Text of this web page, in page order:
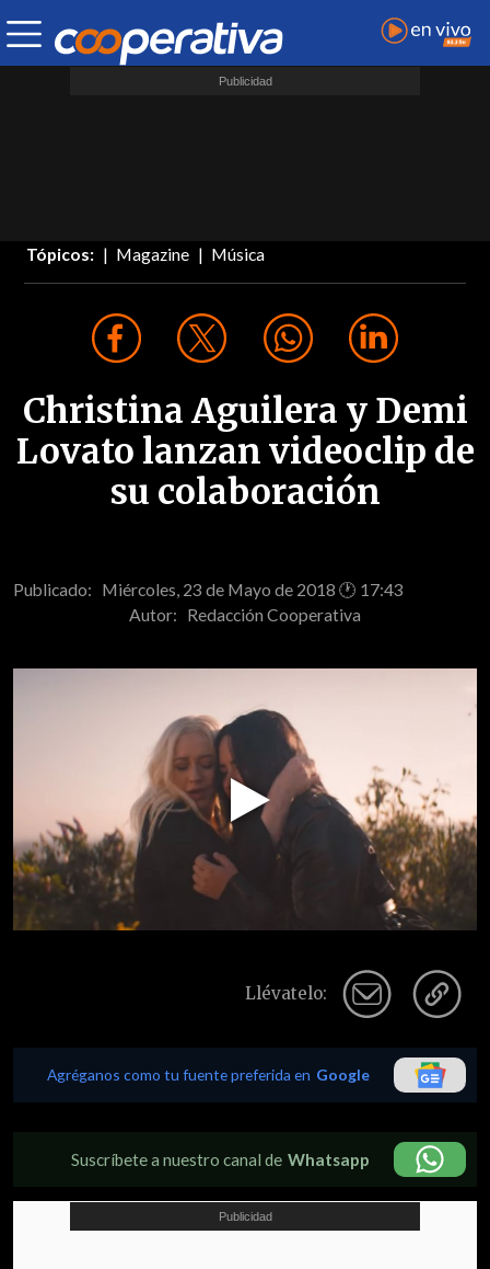
Tópicos: Magazine Música
Christina Aguilera y Demi
Lovato lanzan videoclip de
su colaboración
Publicado: Miércoles, 23 de Mayo de 2018 🕐 17:43
Autor: Redacción Cooperativa
Play
Video
Llévatelo:
Agréganos como tu fuente preferida en Google
Suscríbete a nuestro canal de Whatsapp